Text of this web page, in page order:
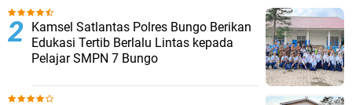
Kamsel Satlantas Polres Bungo Berikan
Edukasi Tertib Berlalu Lintas kepada
Pelajar SMPN 7 Bungo